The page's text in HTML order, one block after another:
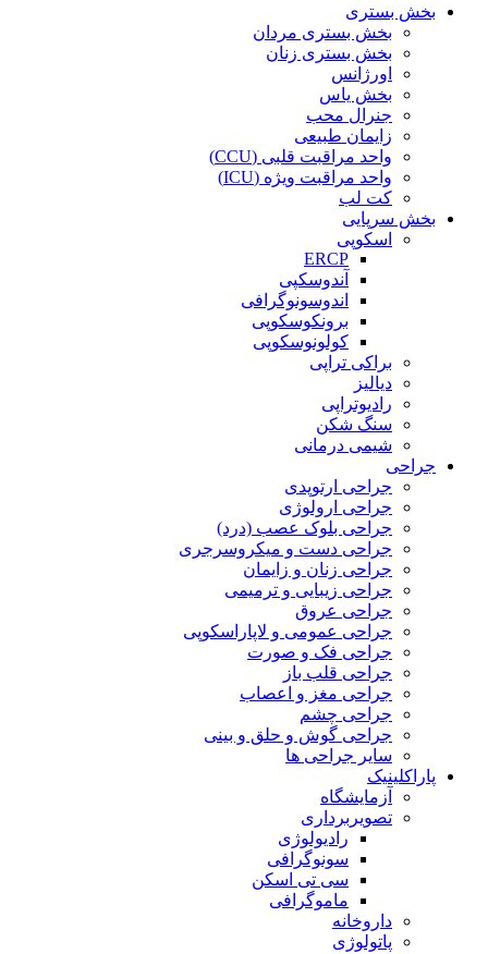
بخش بستری
بخش بستری مردان
بخش بستری زنان
اورژانس
بخش یاس
جنرال محب
زایمان طبیعی
واحد مراقبت قلبی (CCU)
واحد مراقبت ویژه (ICU)
کت لب
بخش سرپایی
اسکوپی
ERCP
آندوسکپی
اندوسونوگرافی
برونکوسکوپی
کولونوسکوپی
براکی تراپی
دیالیز
رادیوتراپی
سنگ شکن
شیمی درمانی
جراحی
جراحی ارتوپدی
جراحی ارولوژی
جراحی بلوک عصب (درد)
جراحی دست و میکروسرجری
جراحی زنان و زایمان
جراحی زیبایی و ترمیمی
جراحی عروق
جراحی عمومی و لاپاراسکوپی
جراحی فک و صورت
جراحی قلب باز
جراحی مغز و اعصاب
جراحی چشم
جراحی گوش و حلق و بینی
سایر جراحی ها
پاراکلینیک
آزمایشگاه
تصویربرداری
رادیولوژی
سونوگرافی
سی تی اسکن
ماموگرافی
داروخانه
پاتولوژی